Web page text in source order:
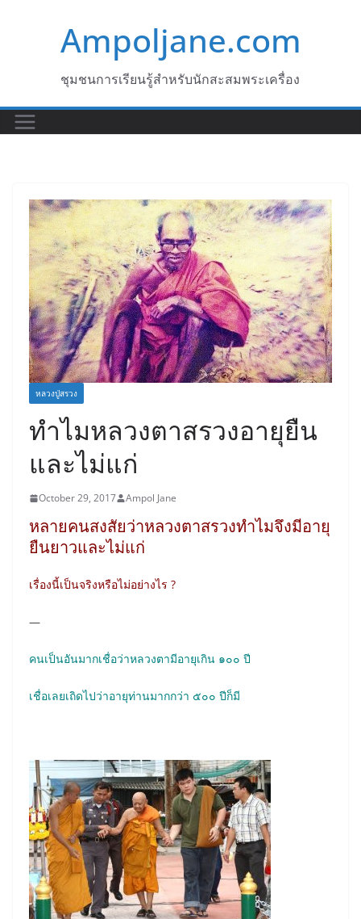
Ampoljane.com
ชุมชนการเรียนรู้สำหรับนักสะสมพระเครื่อง
หลวงปู่สรวง
ทำไมหลวงตาสรวงอายุยืน
และไม่แก่
October 29, 2017 Ampol Jane
หลายคนสงสัยว่าหลวงตาสรวงทำไมจึงมีอายุ
ยืนยาวและไม่แก่
เรื่องนี้เป็นจริงหรือไม่อย่างไร ?
—
คนเป็นอันมากเชื่อว่าหลวงตามีอายุเกิน ๑๐๐ ปี
เชื่อเลยเถิดไปว่าอายุท่านมากกว่า ๕๐๐ ปีก็มี